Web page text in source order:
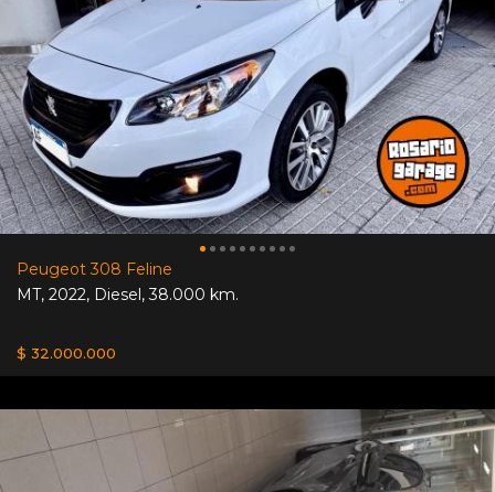
Peugeot 308 Feline
MT, 2022, Diesel,38.000 km.
$ 32.000.000